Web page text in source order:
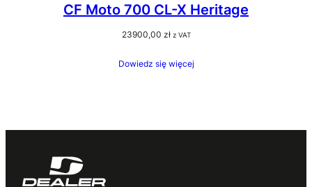
CF Moto 700 CL-X Heritage
23900,00 zł z VAT
Dowiedz się więcej